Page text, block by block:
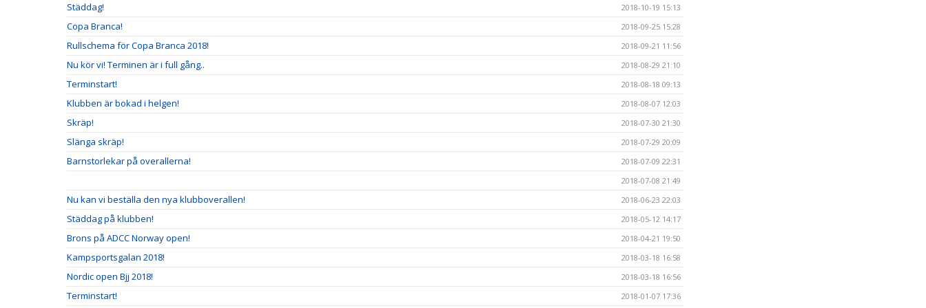
Städdag! 2018-10-19 15:13
Copa Branca! 2018-09-25 15:28
Rullschema för Copa Branca 2018! 2018-09-21 11:56
Nu kör vi! Terminen är i full gång.. 2018-08-29 21:10
Terminstart! 2018-08-18 09:13
Klubben är bokad i helgen! 2018-08-07 12:03
Skräp! 2018-07-30 21:30
Slänga skräp! 2018-07-29 20:09
Barnstorlekar på overallerna!
2018-07-09 22:31
2018-07-08 21:49
Nu kan vi beställa den nya klubboverallen! 2018-06-23 22:03
Städdag på klubben! 2018-05-12 14:17
Brons på ADCC Norway open! 2018-04-21 19:50
Kampsportsgalan 2018! 2018-03-18 16:58
Nordic open Bjj 2018! 2018-03-18 16:56
Terminstart! 2018-01-07 17:36